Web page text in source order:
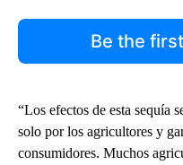
Be the
“Los efectos de esta sequía
solo por los agricultores y
consumidores. Muchos